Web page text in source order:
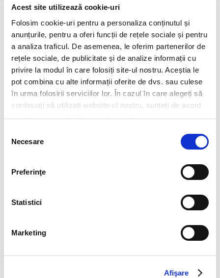
Acest site utilizează cookie-uri
Folosim cookie-uri pentru a personaliza conținutul și
anunțurile, pentru a oferi funcții de rețele sociale și pentru
a analiza traficul. De asemenea, le oferim partenerilor de
rețele sociale, de publicitate și de analize informații cu
privire la modul în care folosiți site-ul nostru. Aceștia le
pot combina cu alte informații oferite de dvs. sau culese
în urma folosirii serviciilor lor. În cazul în care alegeți să
continuați să utilizați website-ul nostru, sunteți de acord
cu utilizarea modulelor noastre cookie.
consimțământului
Necesare
Preferinţe
Statistici
Marketing
Afişare
Ursus Cooler Sprite & Mango